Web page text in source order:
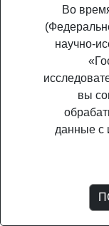
насекомых.
© ГосНИИР, 2005-2026.
СМИ Эл №ФС 77-56567
Во
научно-
вы
данные с